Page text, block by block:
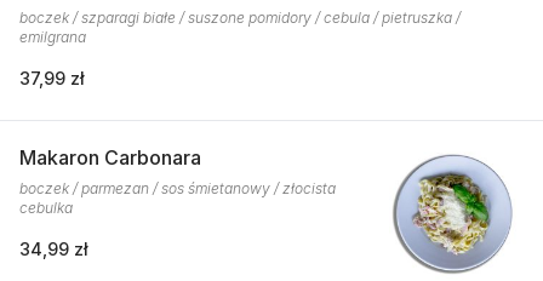
boczek / szparagi białe / suszone pomidory / cebula / pietruszka /
emilgrana
37,99 zł
Makaron Carbonara
boczek / parmezan / sos śmietanowy / złocista
cebulka
34,99 zł